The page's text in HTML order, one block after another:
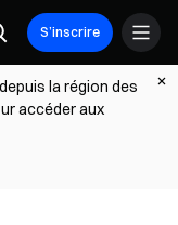
S’inscrire
la région des
accéder aux